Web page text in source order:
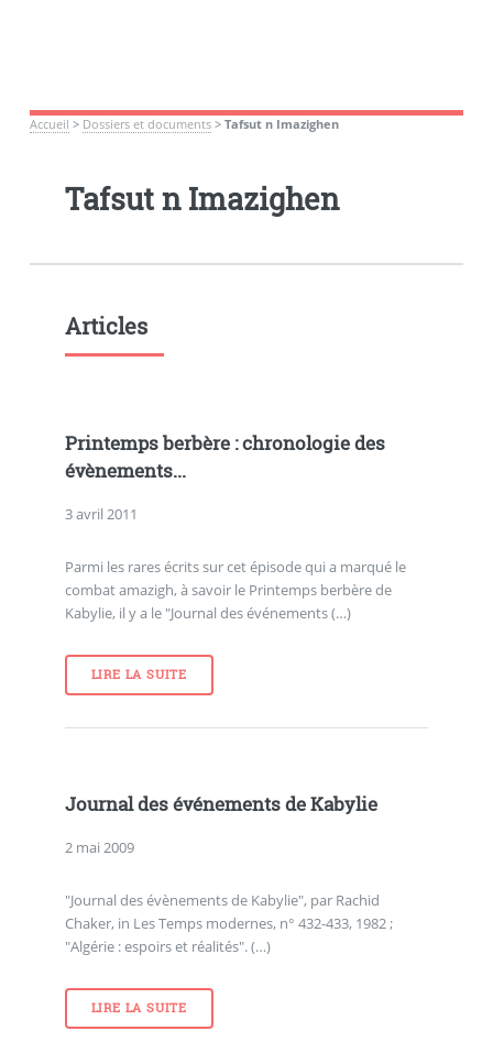
Accueil > Dossiers et documents> Tafsut n Imazighen
Tafsut n Imazighen
Articles
Printemps berbère : chronologie des
évènements...
3 avril 2011
Parmi les rares écrits sur cet épisode qui a marqué le
combat amazigh, à savoir le Printemps berbère de
Kabylie, il y a le "Journal des événements (…)
LIRE LA SUITE
Journal des événements de Kabylie
2 mai 2009
"Journal des évènements de Kabylie", par Rachid
Chaker, in Les Temps modernes, n° 432-433, 1982 ;
"Algérie : espoirs et réalités". (…)
LIRE LA SUITE